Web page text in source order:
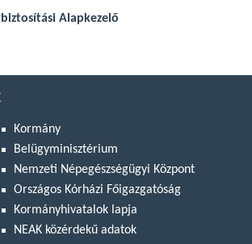
Alapkezelő
Kormány
Belügyminisztérium
Nemzeti Népegészségügyi Központ
Országos Kórházi Főigazgatóság
Kormányhivatalok lapja
NEAK közérdekű adatok